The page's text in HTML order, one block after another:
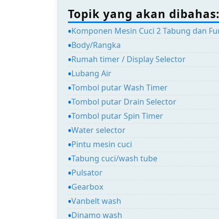
Topik yang akan dibahas:
Komponen Mesin Cuci 2 Tabung dan
Body/Rangka
Rumah timer / Display Selector
Lubang Air
Tombol putar Wash Timer
Tombol putar Drain Selector
Tombol putar Spin Timer
Water selector
Pintu mesin cuci
Tabung cuci/wash tube
Pulsator
Gearbox
Vanbelt wash
Dinamo wash